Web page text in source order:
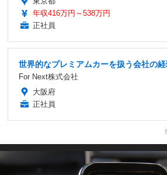
年収416万円～538万円
正社員
世界的なプレミアムカーを扱う会社の
For Next株式会社
大阪府
正社員